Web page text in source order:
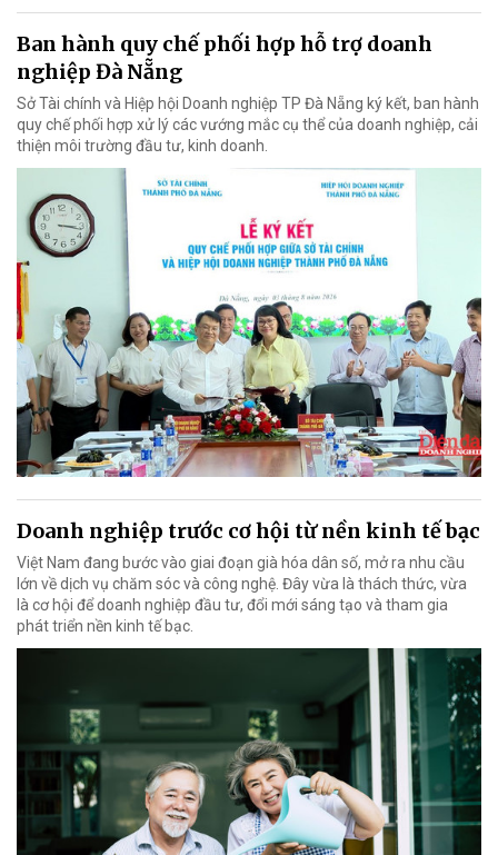
Ban hành quy chế phối hợp hỗ trợ doanh
nghiệp Đà Nẵng
Sở Tài chính và Hiệp hội Doanh nghiệp TP Đà Nẵng ký kết, ban hành
quy chế phối hợp xử lý các vướng mắc cụ thể của doanh nghiệp, cải
thiện môi trường đầu tư, kinh doanh.
Doanh nghiệp trước cơ hội từ nền kinh tế bạc
Việt Nam đang bước vào giai đoạn già hóa dân số, mở ra nhu cầu
lớn về dịch vụ chăm sóc và công nghệ. Đây vừa là thách thức, vừa
là cơ hội để doanh nghiệp đầu tư, đổi mới sáng tạo và tham gia
phát triển nền kinh tế bạc.